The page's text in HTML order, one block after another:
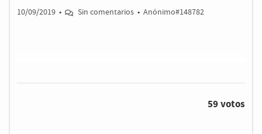
10/09/2019 • Sin comentarios • Anónimo#148782
59 votos